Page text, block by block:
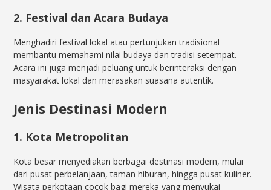
2. Festival dan Acara Budaya
Menghadiri festival lokal atau pertunjukan tradisional
membantu memahami nilai budaya dan tradisi setempat.
Acara ini juga menjadi peluang untuk berinteraksi dengan
masyarakat lokal dan merasakan suasana autentik.
Jenis Destinasi Modern
1. Kota Metropolitan
Kota besar menyediakan berbagai destinasi modern, mulai
dari pusat perbelanjaan, taman hiburan, hingga pusat kuliner.
Wisata perkotaan cocok bagi mereka yang menyukai